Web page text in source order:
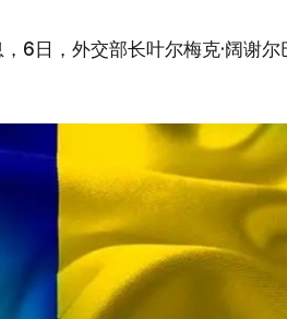
6日，外交部长叶尔梅克·阔谢尔